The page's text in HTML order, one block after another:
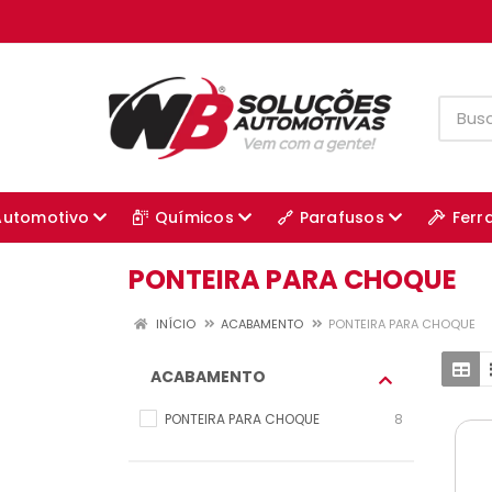
Químicos Parafusos
PONTEIRA PARA CHOQUE
INÍCIO ACABAMENTO PONTEIRA PARA CHOQUE
ACABAMENTO
PONTEIRA PARA CHOQUE 8